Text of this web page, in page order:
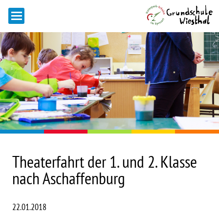
Theaterfahrt der 1. und 2. Klasse
nach Aschaffenburg
22.01.2018